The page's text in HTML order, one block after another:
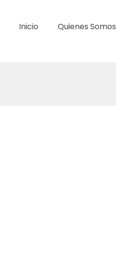
Inicio Quienes Somos